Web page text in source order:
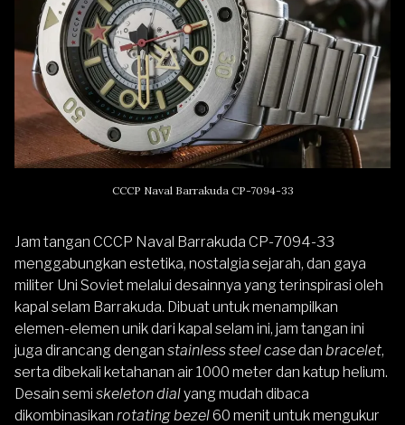
CCCP Naval Barrakuda CP-7094-33
Jam tangan CCCP Naval Barrakuda CP-7094-33
menggabungkan estetika, nostalgia sejarah, dan gaya
militer Uni Soviet melalui desainnya yang terinspirasi oleh
kapal selam Barrakuda. Dibuat untuk menampilkan
elemen-elemen unik dari kapal selam ini, jam tangan ini
juga dirancang dengan stainless steelcasedan bracelet,
serta dibekali ketahanan air 1000 meter dan katup helium.
Desain semi skeletondialyang mudah dibaca
dikombinasikan rotating bezel60 menit untuk mengukur